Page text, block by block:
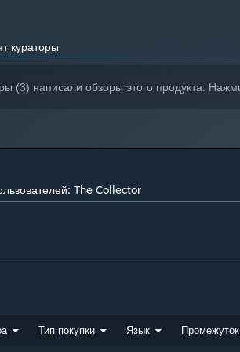
кураторы
(3) написали обзоры этого продукта.
The Collector
Тип покупки Язык Промежуток